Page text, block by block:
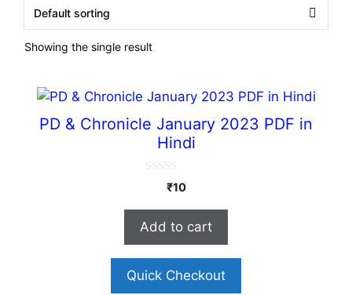
Showing the single result
PD & Chronicle January 2023 PDF in
Hindi
o
5
₹10
Add to cart
Quick Checkout